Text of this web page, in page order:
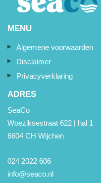
MENU
Algemene voorwaarden
Disclaimer
Privacyverklaring
ADRES
SeaCo
Woeziksestraat 622 | hal 1
6604 CH Wijchen
024 2022 606
info@seaco.nl